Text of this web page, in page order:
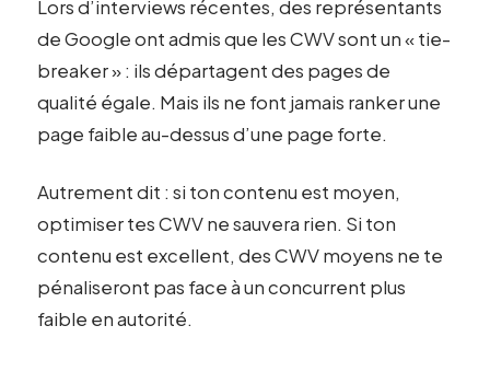
Lors d’interviews récentes, des représentants
de Google ont admis que les CWV sont un « tie-
breaker » : ils départagent des pages de
qualité égale. Mais ils ne font jamais ranker une
page faible au-dessus d’une page forte.
Autrement dit : si ton contenu est moyen,
optimiser tes CWV ne sauvera rien. Si ton
contenu est excellent, des CWV moyens ne te
pénaliseront pas face à un concurrent plus
faible en autorité.